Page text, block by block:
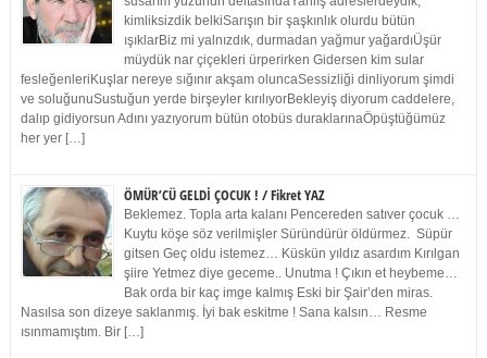
kimliksizdik belkiSarışın bir şaşkınlık olurdu bütün
ışıklarBiz mi yalnızdık, durmadan yağmur yağardıÜşür
müydük nar çiçekleri ürperirken Gidersen kim sular
fesleğenleriKuşlar nereye sığınır akşam oluncaSessizliği dinliyorum şimdi
ve soluğunuSustuğun yerde birşeyler kırılıyorBekleyiş diyorum caddelere,
dalıp gidiyorsun Adını yazıyorum bütün otobüs duraklarınaÖpüştüğümüz
her yer […]
ÖMÜR’CÜ GELDİ ÇOCUK ! / Fikret YAZ
Beklemez. Topla arta kalanı Pencereden satıver çocuk …
Kuytu köşe söz verilmişler Süründürür öldürmez. Süpür
gitsen Geç oldu istemez… Küskün yıldız asardım Kırılgan
şiire Yetmez diye geceme.. Unutma ! Çıkın et heybeme…
Bak orda bir kaç imge kalmış Eski bir Şair’den miras.
Nasılsa son dizeye saklanmış. İyi bak eskitme ! Sana kalsın… Resme
ısınmamıştım. Bir […]